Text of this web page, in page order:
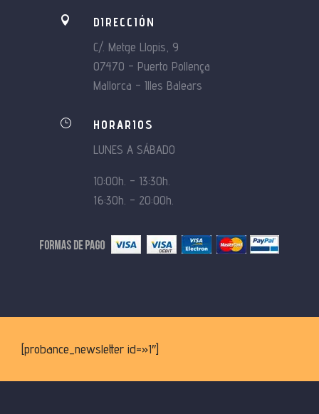

DIRECCIÓN
C/. Metge Llopis, 9
07470 – Puerto Pollença
Mallorca – Illes Balears
}
HORARIOS
LUNES A SÁBADO
10:00h. – 13:30h.
16:30h. – 20:00h.
[probance_newsletter id=»1″]